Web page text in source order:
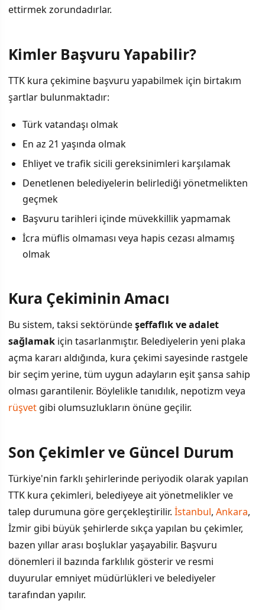
ettirmek zorundadırlar.
Kimler Başvuru Yapabilir?
TTK kura çekimine başvuru yapabilmek için birtakım
şartlar bulunmaktadır:
Türk vatandaşı olmak
En az 21 yaşında olmak
Ehliyet ve trafik sicili gereksinimleri karşılamak
Denetlenen belediyelerin belirlediği yönetmelikten
geçmek
Başvuru tarihleri içinde müvekkillik yapmamak
İcra müflis olmaması veya hapis cezası almamış
olmak
Kura Çekiminin Amacı
Bu sistem, taksi sektöründeşeffaflık ve adalet
sağlamak için tasarlanmıştır. Belediyelerin yeni plaka
açma kararı aldığında, kura çekimi sayesinde rastgele
bir seçim yerine, tüm uygun adayların eşit şansa sahip
olması garantilenir. Böylelikle tanıdılık, nepotizm veya
rüşvet gibi olumsuzlukların önüne geçilir.
Son Çekimler ve Güncel Durum
Türkiye'nin farklı şehirlerinde periyodik olarak yapılan
TTK kura çekimleri, belediyeye ait yönetmelikler ve
talep durumuna göre gerçekleştirilir. İstanbul, Ankara,
İzmir gibi büyük şehirlerde sıkça yapılan bu çekimler,
bazen yıllar arası boşluklar yaşayabilir. Başvuru
dönemleri il bazında farklılık gösterir ve resmi
duyurular emniyet müdürlükleri ve belediyeler
tarafından yapılır.